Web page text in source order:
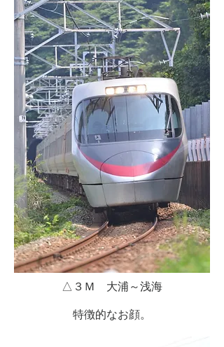
△３Ｍ 大浦～浅海
特徴的なお顔。